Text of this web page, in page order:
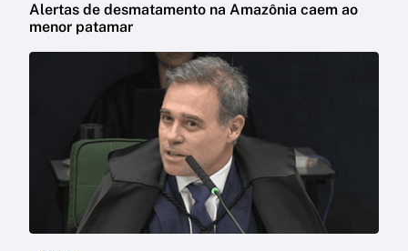
Alertas de desmatamento na Amazônia caem ao
menor patamar